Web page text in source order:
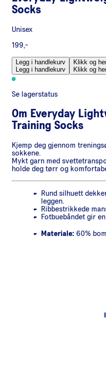
Socks
Unisex
199,-
Legg i handlekurv
Legg i handlekurv
Klikk og
Klikk og
Se lagerstatus
Om Everyday
Training Socks
Kjemp deg gjennom
sokkene.
Mykt garn med
holde deg tørr og
Rund silhuett
leggen.
Ribbestrikkede
Fotbuebåndet gir
Materiale: 60%